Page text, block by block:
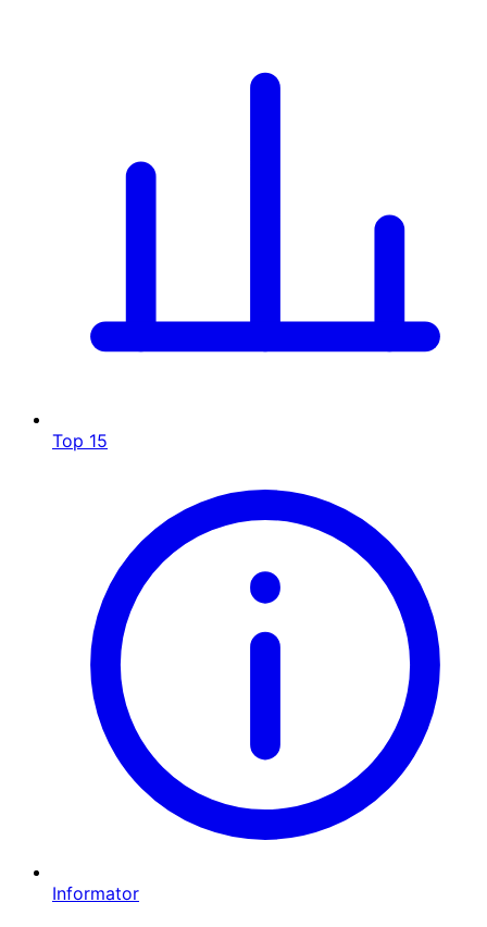
Top 15
Informator